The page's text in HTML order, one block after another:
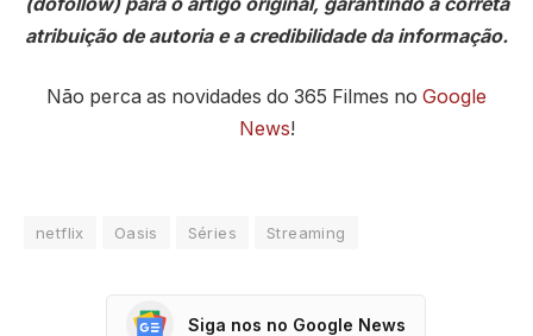
atribuição de autoria e a credibilidade da informação.
Não perca as novidades do 365 Filmes no Google
News!
netflix Oasis Séries Streaming
Siga nos no Google News